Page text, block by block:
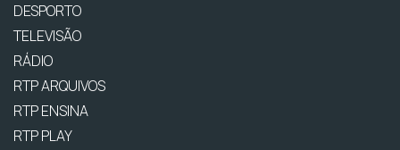
DESPORTO
TELEVISÃO
RÁDIO
RTP ARQUIVOS
RTP ENSINA
RTP PLAY